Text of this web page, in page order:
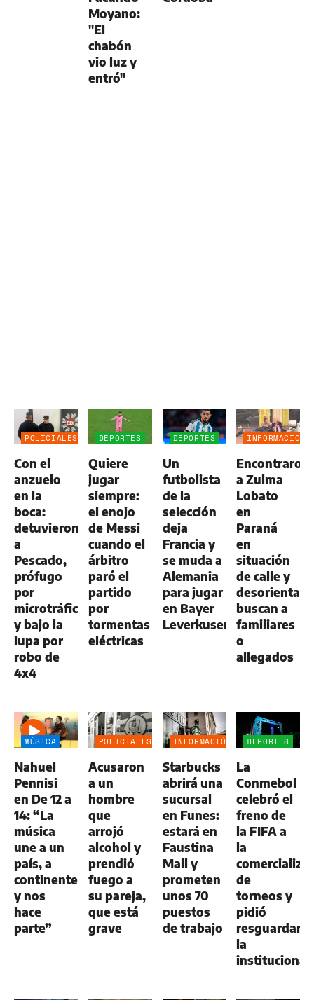
Moyano:
"El
chabón
vio luz y
entró"
POLICIALES
Con el
anzuelo
en la
boca:
detuvieron
a
Pescado,
prófugo
por
microtráfico
y bajo la
lupa por
robo de
4x4
DEPORTES
Quiere
jugar
siempre:
el enojo
de Messi
cuando el
árbitro
paró el
partido
por
tormentas
eléctricas
DEPORTES
Un
futbolista
de la
selección
deja
Francia y
se muda a
Alemania
para jugar
en Bayer
Leverkusen
INFORMACIÓN
Encontraron
a Zulma
Lobato
en
Paraná
en
situación
de calle y
buscan a
familiares
o
allegados
MÚSICA
Nahuel
Pennisi
en De 12 a
14: “La
música
une a un
país, a
continentes
y nos
hace
parte”
POLICIALES
Acusaron
a un
hombre
que
arrojó
alcohol y
prendió
fuego a
su pareja,
que está
grave
INFORMACIÓN
Starbucks
abrirá una
sucursal
en Funes:
estará en
Faustina
Mall y
prometen
unos 70
puestos
de trabajo
DEPORTES
La
Conmebol
celebró el
freno de
la FIFA a
la
de
torneos y
pidió
resguardar
la